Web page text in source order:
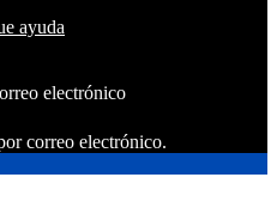
ayuda
electrónico
correo electrónico.